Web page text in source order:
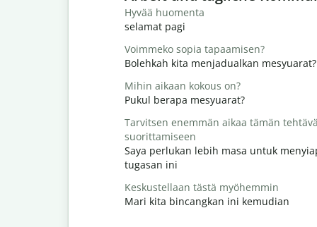
Hyvää huomenta
selamat pagi
Voimmeko sopia tapaamisen?
Bolehkah kita menjadualkan mesyuarat?
Mihin aikaan kokous on?
Pukul berapa mesyuarat?
Tarvitsen enemmän aikaa tämän
suorittamiseen
Saya perlukan lebih masa untuk
tugasan ini
Keskustellaan tästä myöhemmin
Mari kita bincangkan ini kemudian